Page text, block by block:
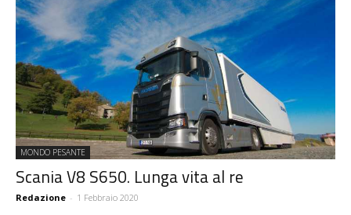
MONDO PESANTE
Scania V8 S650. Lunga vita al re
Redazione - 1 Febbraio 2020